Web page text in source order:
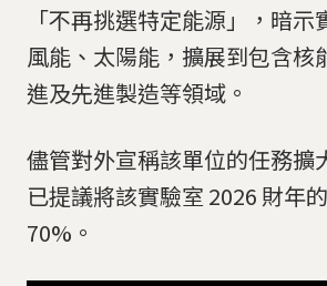
「不再挑選特定能源」，暗
風能、太陽能，擴展到包含核
進及先進製造等領域。
儘管對外宣稱該單位的任務擴
已提議將該實驗室 2026 財年
70%。